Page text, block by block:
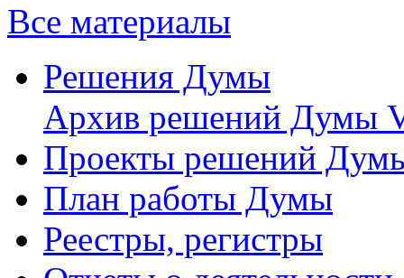
Все материалы
Решения Думы
Архив решений Думы
Проекты решений
План работы Думы
Реестры, регистры